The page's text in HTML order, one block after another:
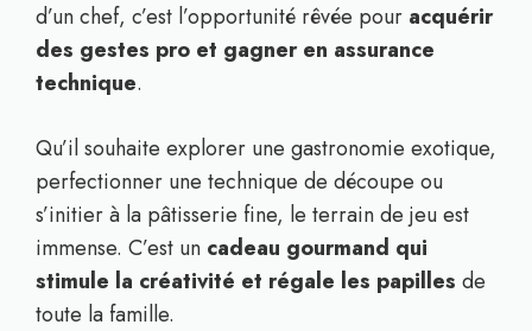
d’un chef, c’est l’opportunité rêvée pour acquérir
des gestes pro et gagner en assurance
technique.
Qu’il souhaite explorer une gastronomie exotique,
perfectionner une technique de découpe ou
s’initier à la pâtisserie fine, le terrain de jeu est
immense. C’est un cadeau gourmand qui
stimule la créativité et régale les papilles de
toute la famille.